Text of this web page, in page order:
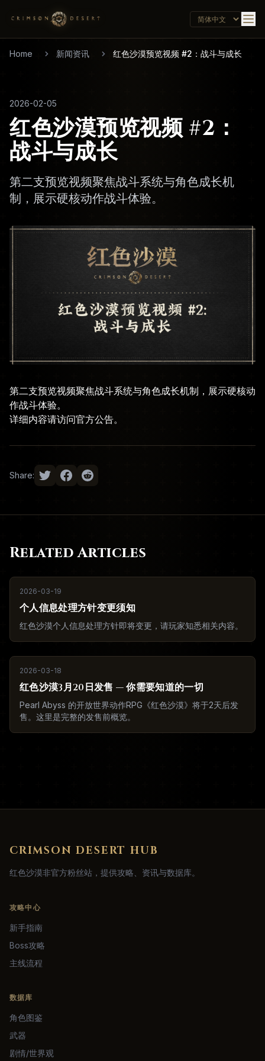
Home 新闻资讯 红色沙漠预览视频 #2：战斗与成长
2026-02-05
红色沙漠预览视频 #2：
战斗与成长
第二支预览视频聚焦战斗系统与角色成长机
制，展示硬核动作战斗体验。
第二支预览视频聚焦战斗系统与角色成长机制，展示硬核动
作战斗体验。
详细内容请访问官方公告。
Share:
Related Articles
2026-03-19
个人信息处理方针变更须知
红色沙漠个人信息处理方针即将变更，请玩家知悉相关内容。
2026-03-18
红色沙漠3月20日发售 — 你需要知道的一切
Pearl Abyss 的开放世界动作RPG《红色沙漠》将于2天后发
售。这里是完整的发售前概览。
CRIMSON DESERT HUB
红色沙漠非官方粉丝站，提供攻略、资讯与数据库。
攻略中心
新手指南
Boss攻略
主线流程
数据库
角色图鉴
武器
剧情/世界观